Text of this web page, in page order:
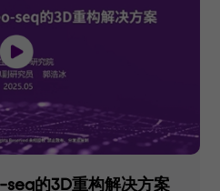
的3D重构解决方案